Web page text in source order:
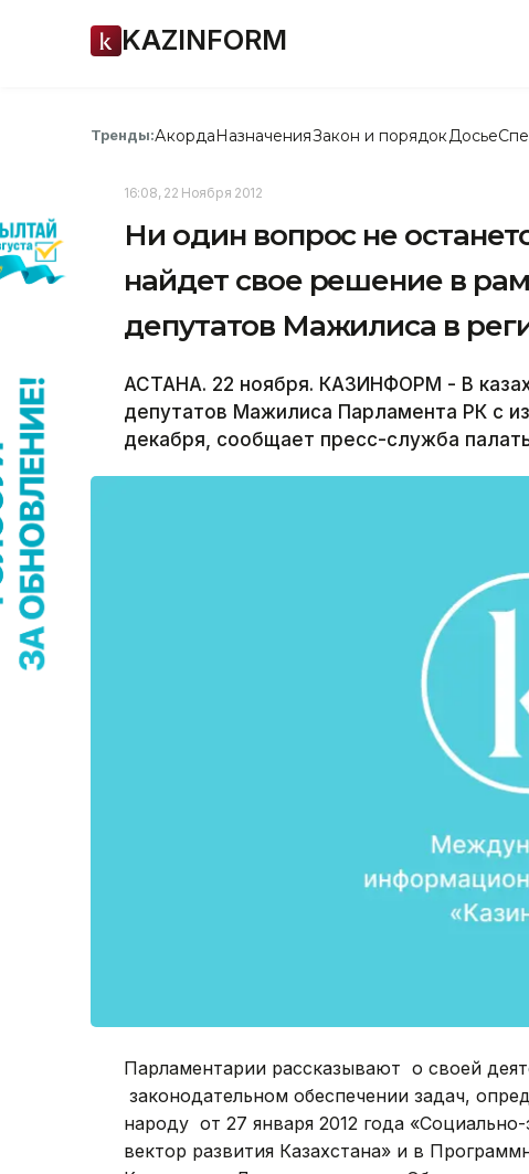
KAZINFORM
Тренды:АкордаНазначенияЗакон и порядок Досье
16:08, 22 Ноября 2012
Ни один вопрос не
найдет свое решение в
депутатов Мажилиса в
АСТАНА. 22 ноября. КАЗИНФОРМ - В
депутатов Мажилиса Парламента РК с
декабря, сообщает пресс-служба
Парламентарии рассказывают о своей
законодательном обеспечении задач,
народу от 27 января 2012 года
вектор развития Казахстана» и в